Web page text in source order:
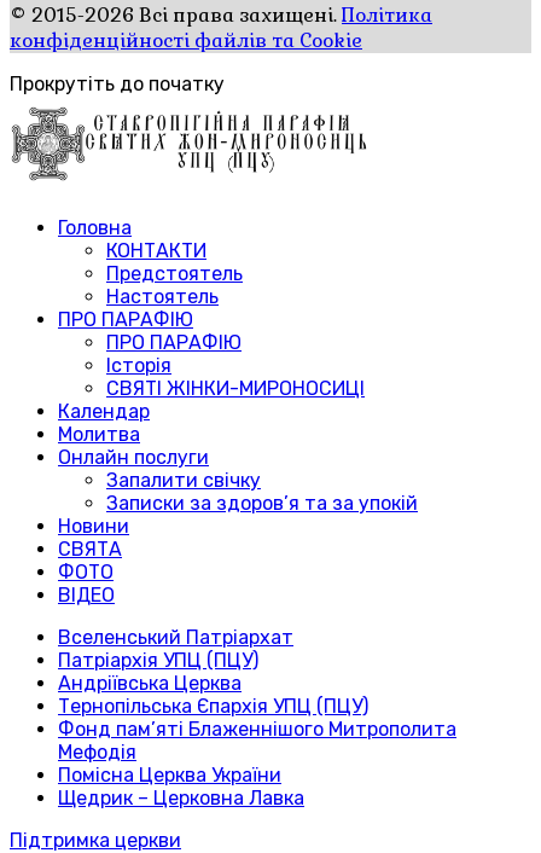
© 2015-2026 Всі права захищені.Політика
конфіденційності файлів та Cookie
Прокрутіть до початку
Головна
КОНТАКТИ
Предстоятель
Настоятель
ПРО ПАРАФІЮ
ПРО ПАРАФІЮ
Історія
СВЯТІ ЖІНКИ-МИРОНОСИЦІ
Календар
Молитва
Онлайн послуги
Запалити свічку
Записки за здоров’я та за упокій
Новини
СВЯТА
ФОТО
ВІДЕО
Вселенський Патріархат
Патріархія УПЦ (ПЦУ)
Андріївська Церква
Тернопільська Єпархія УПЦ (ПЦУ)
Фонд пам’яті Блаженнішого Митрополита
Мефодія
Помісна Церква України
Щедрик – Церковна Лавка
Підтримка церкви